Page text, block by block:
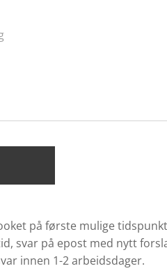
på første mulige
svar på epost med nytt
innen 1-2 arbeidsdager.